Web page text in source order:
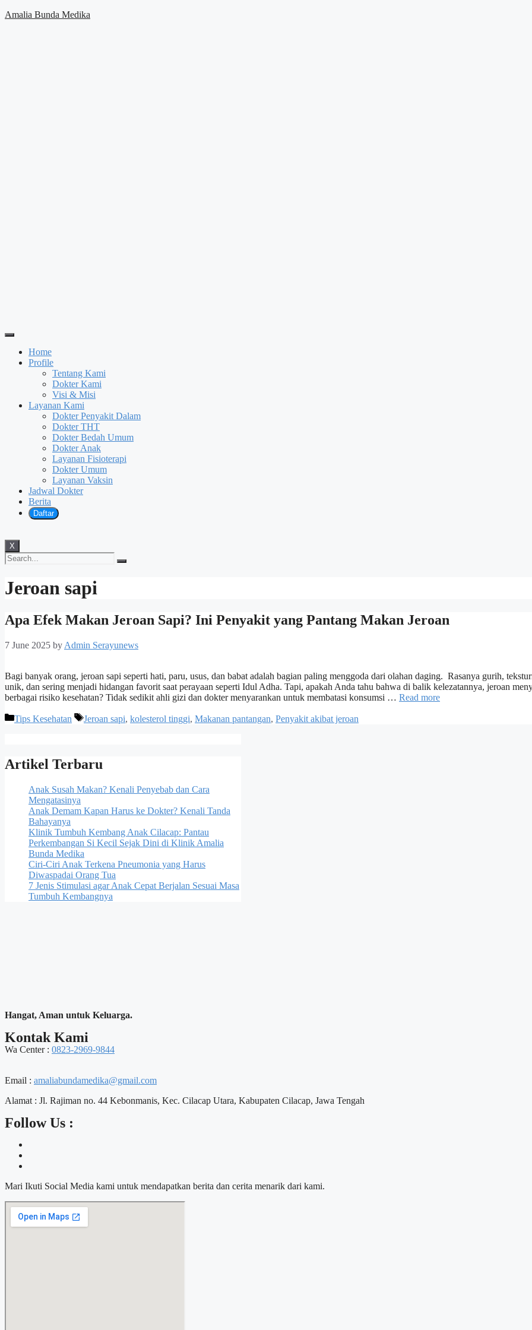
Skip
Amalia Bunda Medika
Home
Profile
Tentang Kami
Dokter Kami
Visi & Misi
Layanan Kami
Dokter Penyakit Dalam
Dokter THT
Dokter Bedah Umum
Dokter Anak
Layanan Fisioterapi
Dokter Umum
Layanan Vaksin
Jadwal Dokter
Berita
Daftar
X
Jeroan sapi
Apa Efek Makan Jeroan Sapi? Ini Penyakit yang Pantang Makan Jeroan
7 June 2025 by Admin Serayunews
Bagi banyak orang, jeroan sapi seperti hati, paru, usus, dan babat adalah bagian paling menggoda dari olahan daging. Rasanya gurih,
unik, dan sering menjadi hidangan favorit saat perayaan seperti Idul Adha. Tapi, apakah Anda tahu bahwa di balik kelezatannya, jeroan
berbagai risiko kesehatan? Tidak sedikit ahli gizi dan dokter menyarankan untuk membatasi konsumsi … Read more
Categories
Tips Kesehatan Tags
Jeroan sapi, kolesterol tinggi, Makanan pantangan, Penyakit akibat jeroan
Artikel Terbaru
Anak Susah Makan? Kenali Penyebab dan Cara
Mengatasinya
Anak Demam Kapan Harus ke Dokter? Kenali Tanda
Bahayanya
Klinik Tumbuh Kembang Anak Cilacap: Pantau
Perkembangan Si Kecil Sejak Dini di Klinik Amalia
Bunda Medika
Ciri-Ciri Anak Terkena Pneumonia yang Harus
Diwaspadai Orang Tua
7 Jenis Stimulasi agar Anak Cepat Berjalan Sesuai Masa
Tumbuh Kembangnya
Hangat, Aman untuk Keluarga.
Kontak Kami
Wa Center : 0823-2969-9844
Email : amaliabundamedika@gmail.com
Alamat : Jl. Rajiman no. 44 Kebonmanis, Kec. Cilacap Utara, Kabupaten Cilacap, Jawa Tengah
Follow Us :
Mari Ikuti Social Media kami untuk mendapatkan berita dan cerita menarik dari kami.